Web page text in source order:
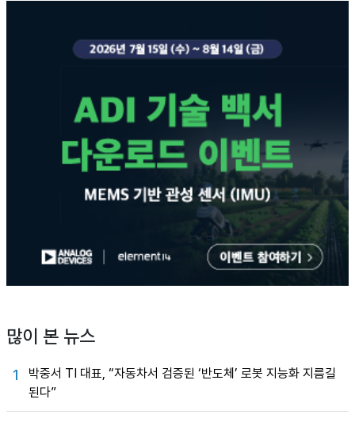
많이 본 뉴스
1
박중서 TI 대표, “자동차서 검증된 ‘반도체’ 로봇 지능화 지름길
된다”